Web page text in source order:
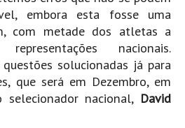
embora esta fosse uma
com metade dos atletas a
nacionais.
solucionadas já para
que será em Dezembro, em
selecionador nacional, David